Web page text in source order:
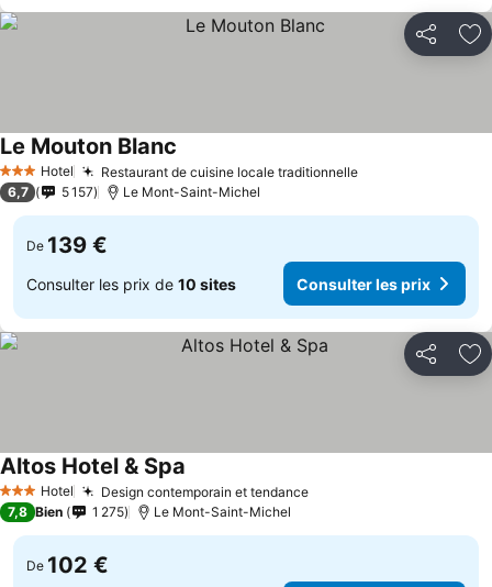
Partager
3 ÉtoilesHotel Restaurant de cuisine locale traditionnelle
Le Mouton Blanc
6,7 5 157 Le Mont-Saint-Michel
De 139 €
Consulter les prix de 10 sites Consulter les prix
Partager
3 ÉtoilesHotel Design contemporain et tendance
Altos Hotel & Spa
7,8 Bien 1 275 Le Mont-Saint-Michel
De 102 €